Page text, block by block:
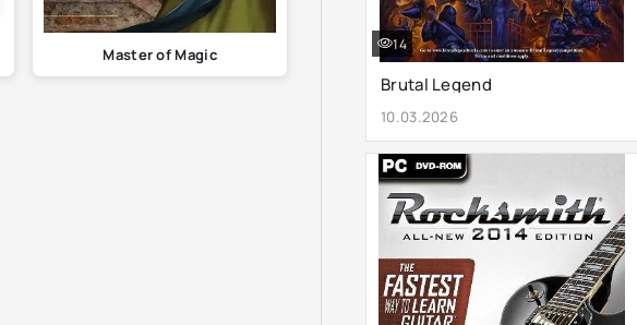
Master of Magic
Brutal Legend
10.03.2026
14